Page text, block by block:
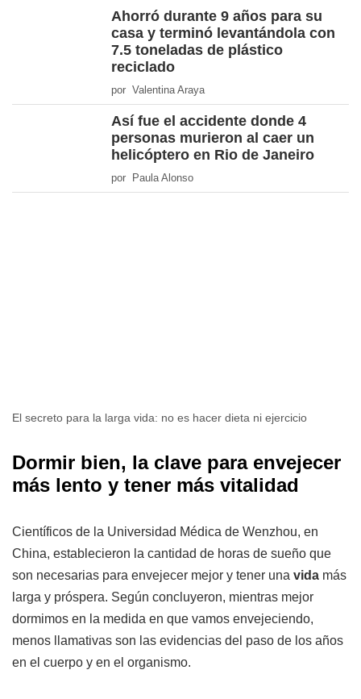
Ahorró durante 9 años para su
casa y terminó levantándola con
7.5 toneladas de plástico
reciclado
por Valentina Araya
Así fue el accidente donde 4
personas murieron al caer un
helicóptero en Rio de Janeiro
por Paula Alonso
El secreto para la larga vida: no es hacer dieta ni ejercicio
Dormir bien, la clave para envejecer
más lento y tener más vitalidad
Científicos de la Universidad Médica de Wenzhou, en
China, establecieron la cantidad de horas de sueño que
son necesarias para envejecer mejor y tener una vida más
larga y próspera. Según concluyeron, mientras mejor
dormimos en la medida en que vamos envejeciendo,
menos llamativas son las evidencias del paso de los años
en el cuerpo y en el organismo.